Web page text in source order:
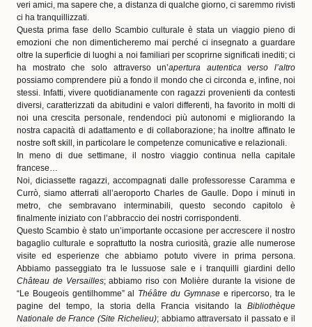
veri amici, ma sapere che, a distanza di qualche giorno, ci saremmo rivisti
ci ha tranquillizzati.
Questa prima fase dello Scambio culturale è stata un viaggio pieno di
emozioni che non dimenticheremo mai perché ci insegnato a guardare
oltre la superficie di luoghi a noi familiari per scoprirne significati inediti; ci
ha mostrato che solo attraverso un’apertura autentica verso l’altro
possiamo comprendere più a fondo il mondo che ci circonda e, infine, noi
stessi. Infatti, vivere quotidianamente con ragazzi provenienti da contesti
diversi, caratterizzati da abitudini e valori differenti, ha favorito in molti di
noi una crescita personale, rendendoci più autonomi e migliorando la
nostra capacità di adattamento e di collaborazione; ha inoltre affinato le
nostre soft skill, in particolare le competenze comunicative e relazionali.
In meno di due settimane, il nostro viaggio continua nella capitale
francese…
Noi, diciassette ragazzi, accompagnati dalle professoresse Caramma e
Currò, siamo atterrati all’aeroporto Charles de Gaulle. Dopo i minuti in
metro, che sembravano interminabili, questo secondo capitolo è
finalmente iniziato con l’abbraccio dei nostri corrispondenti.
Questo Scambio è stato un’importante occasione per accrescere il nostro
bagaglio culturale e soprattutto la nostra curiosità, grazie alle numerose
visite ed esperienze che abbiamo potuto vivere in prima persona.
Abbiamo passeggiato tra le lussuose sale e i tranquilli giardini dello
Château de Versailles; abbiamo riso con Molière durante la visione de
“Le Bougeois gentilhomme” al Théâtre du Gymnasee ripercorso, tra le
pagine del tempo, la storia della Francia visitando la Bibliothèque
Nationale de France (Site Richelieu); abbiamo attraversato il passato e il